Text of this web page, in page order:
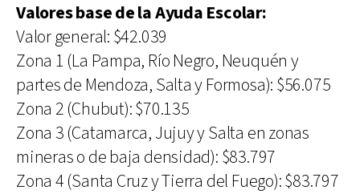
Valores base de la Ayuda Escolar:
Valor general: $42.039
Zona 1 (La Pampa, Río Negro, Neuquén y
partes de Mendoza, Salta y Formosa): $56.075
Zona 2 (Chubut): $70.135
Zona 3 (Catamarca, Jujuy y Salta en zonas
mineras o de baja densidad): $83.797
Zona 4 (Santa Cruz y Tierra del Fuego): $83.797